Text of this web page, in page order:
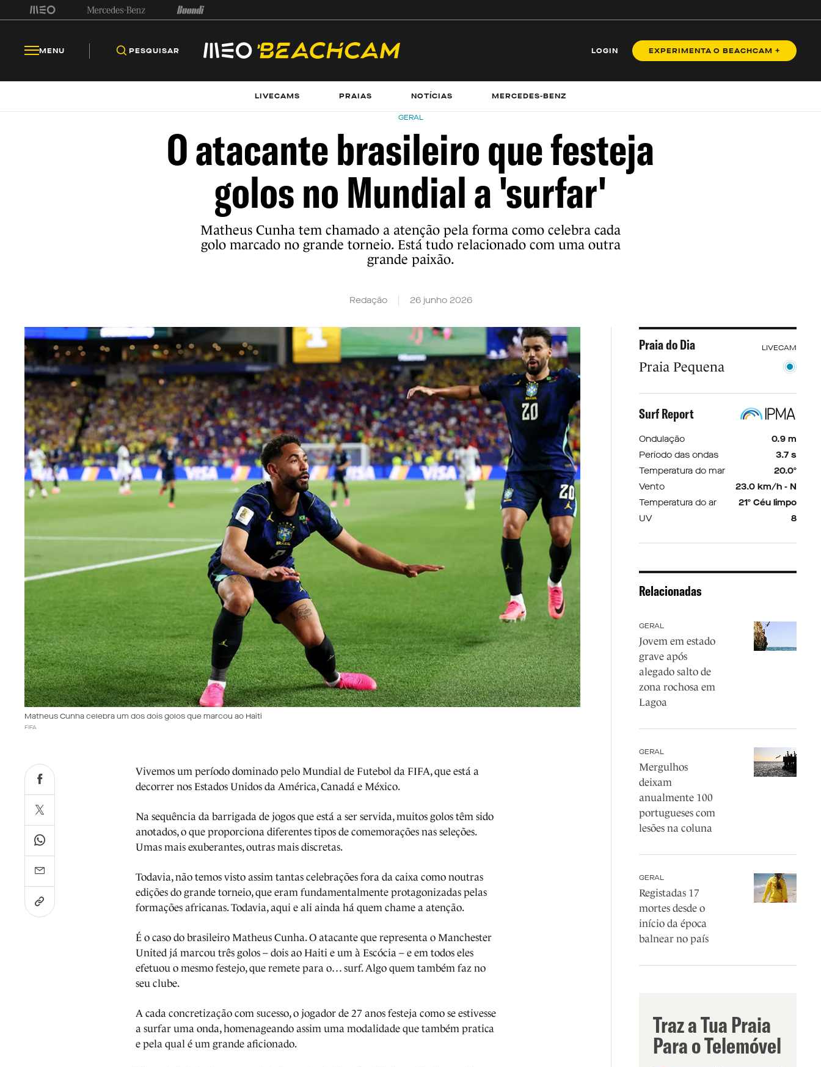
MENU PESQUISAR LOGIN EXPERIMENTA O BEACHCAM +
LIVECAMS PRAIAS NOTÍCIAS MERCEDES-BENZ
GERAL
O atacante brasileiro que festeja
golos no Mundial a 'surfar'
Matheus Cunha tem chamado a atenção pela forma como celebra cada
golo marcado no grande torneio. Está tudo relacionado com uma outra
grande paixão.
Redação 26 junho 2026
Matheus Cunha celebra um dos dois golos que marcou ao Haiti
FIFA
Vivemos um período dominado pelo Mundial de Futebol da FIFA, que está a
decorrer nos Estados Unidos da América, Canadá e México.
Na sequência da barrigada de jogos que está a ser servida, muitos golos têm sido
anotados, o que proporciona diferentes tipos de comemorações nas seleções.
Umas mais exuberantes, outras mais discretas.
Todavia, não temos visto assim tantas celebrações fora da caixa como noutras
edições do grande torneio, que eram fundamentalmente protagonizadas pelas
formações africanas. Todavia, aqui e ali ainda há quem chame a atenção.
É o caso do brasileiro Matheus Cunha. O atacante que representa o Manchester
United já marcou três golos – dois ao Haiti e um à Escócia – e em todos eles
efetuou o mesmo festejo, que remete para o… surf. Algo quem também faz no
seu clube.
A cada concretização com sucesso, o jogador de 27 anos festeja como se estivesse
a surfar uma onda, homenageando assim uma modalidade que também pratica
e pela qual é um grande aficionado.
Praia do Dia LIVECAM
Praia Pequena
Surf Report
Ondulação
0.9 m
Período das ondas
3.7 s
Temperatura do mar
20.0º
Vento
23.0 km/h - N
Temperatura do ar
21º Céu limpo
UV
8
Relacionadas
GERAL
Jovem em estado
grave após
alegado salto de
zona rochosa em
Lagoa
GERAL
Mergulhos
deixam
anualmente 100
portugueses com
lesões na coluna
GERAL
Registadas 17
mortes desde o
início da época
balnear no país
Traz a Tua Praia
Para o Telemóvel